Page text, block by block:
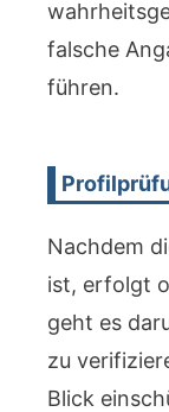
falsche
führen.
Nachdem
ist, erfolgt
geht es
zu
Blick